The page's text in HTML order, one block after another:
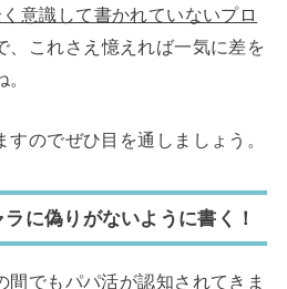
意識して書かれていないプロ
、これさえ憶えれば一気に差を
のでぜひ目を通しましょう。
に偽りがないように書く！
間でもパパ活が認知されてきま